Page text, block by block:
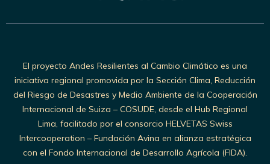
El proyecto Andes Resilientes al Cambio Climático es una
iniciativa regional promovida por la Sección Clima, Reducción
del Riesgo de Desastres y Medio Ambiente de la Cooperación
Internacional de Suiza – COSUDE, desde el Hub Regional
Lima, facilitado por el consorcio HELVETAS Swiss
Intercooperation – Fundación Avina en alianza estratégica
con el Fondo Internacional de Desarrollo Agrícola (FIDA).